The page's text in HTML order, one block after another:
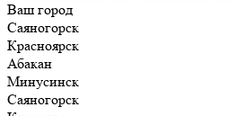
Ваш город
Саяногорск
Красноярск
Абакан
Минусинск
Саяногорск